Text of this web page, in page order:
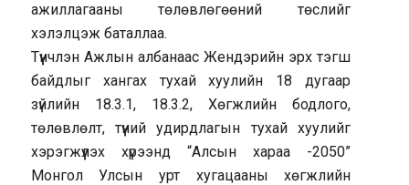
ажиллагааны төлөвлөгөөний төслийг
хэлэлцэж баталлаа.
Түүнчлэн Ажлын албанаас Жендэрийн эрх тэгш
байдлыг хангах тухай хуулийн 18 дугаар
зүйлийн 18.3.1, 18.3.2, Хөгжлийн бодлого,
төлөвлөлт, түүний удирдлагын тухай хуулийг
хэрэгжүүлэх хүрээнд “Алсын хараа -2050”
Монгол Улсын урт хугацааны хөгжлийн